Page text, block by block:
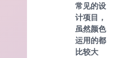
常见的设
计项目，
虽然颜色
运用的都
比较大